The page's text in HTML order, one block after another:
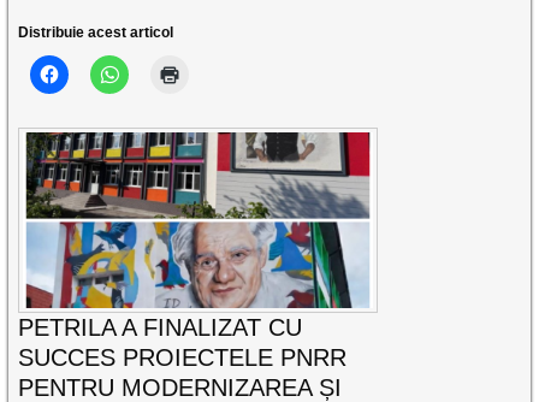
Distribuie acest articol
PETRILA A FINALIZAT CU
SUCCES PROIECTELE PNRR
PENTRU MODERNIZAREA ȘI